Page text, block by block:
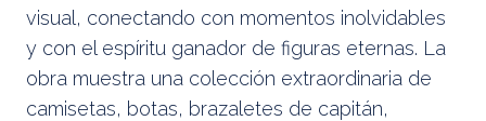
visual, conectando con momentos inolvidables
y con el espíritu ganador de figuras eternas. La
obra muestra una colección extraordinaria de
camisetas, botas, brazaletes de capitán,